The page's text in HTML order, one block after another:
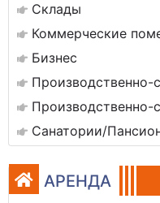
Склады
Коммерческие
Бизнес
Производственно-
Производственно-
Санатории/
АРЕНДА